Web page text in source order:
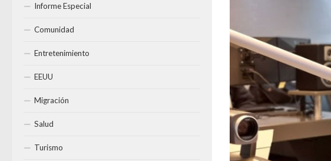
Informe Especial
Comunidad
Entretenimiento
EEUU
Migración
Salud
Turismo